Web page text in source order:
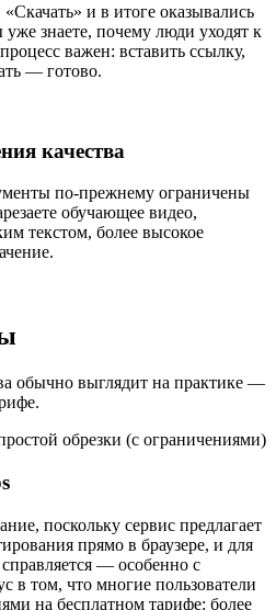
и в итоге оказывались
знаете, почему люди уходят к
важен: вставить ссылку,
— готово.
качества
по-прежнему ограничены
обучающее видео,
текстом, более высокое
обычно выглядит на практике —
обрезки (с ограничениями)
поскольку сервис предлагает
прямо в браузере, и для
— особенно с
в том, что многие пользователи
на бесплатном тарифе: более